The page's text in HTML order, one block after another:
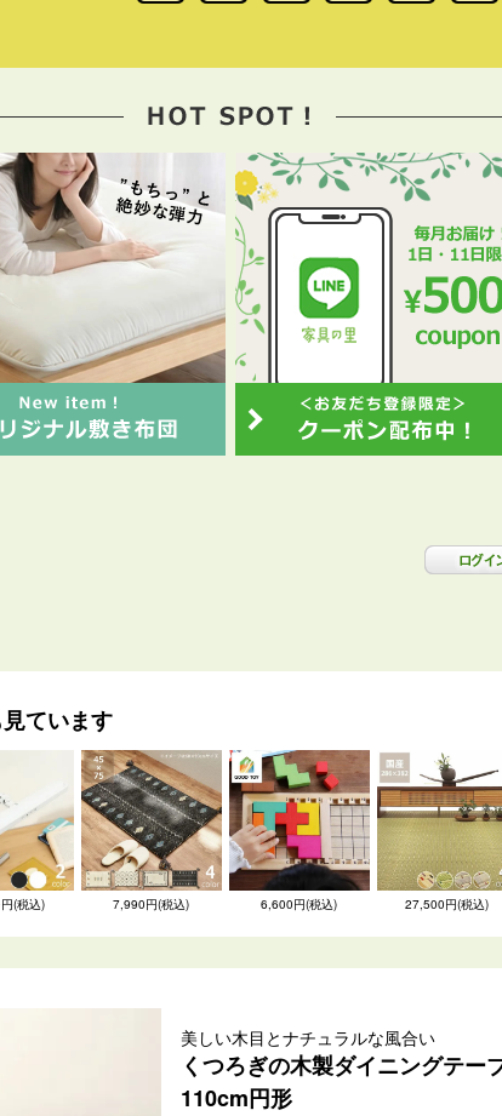
ています
(税込) 7,990円(税込) 6,600円(税込) 27,500円(税込)
美しい木目とナチュラルな風合い
くつろぎの木製ダイニングテー
110cm円形